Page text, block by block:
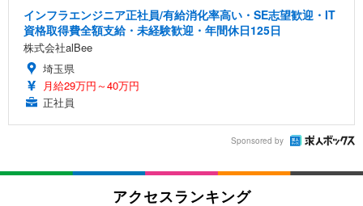
インフラエンジニア正社員/有給消化率高い・SE志望歓迎・IT
資格取得費全額支給・未経験歓迎・年間休日125日
株式会社alBee
埼玉県
月給29万円～40万円
正社員
Sponsored by
アクセスランキング